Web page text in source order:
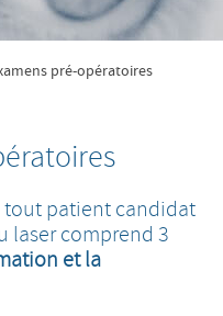
pré-opératoires
tout patient candidat
laser comprend 3
et la